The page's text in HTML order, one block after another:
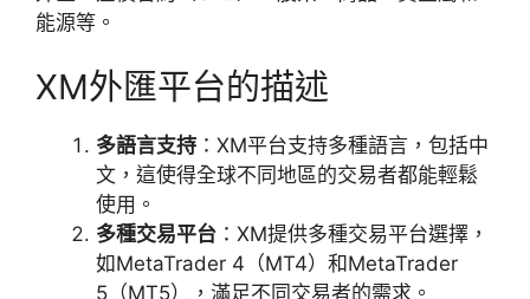
能源等。
XM外匯平台的描述
多語言支持 ：XM平台支持多種語言，包括中
文，這使得全球不同地區的交易者都能輕鬆
使用。
多種交易平台 ：XM提供多種交易平台選擇，
如MetaTrader 4（MT4）和MetaTrader
5（MT5），滿足不同交易者的需求。